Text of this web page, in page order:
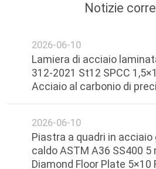
Notizie
2026-06-10
Lamiera di acciaio
312-2021 St12 SPCC
Acciaio al carbonio di
2026-06-10
Piastra a quadri in acciaio
caldo ASTM A36 SS400 5 mm
Diamond Floor Plate 5×10